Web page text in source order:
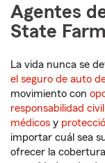
Agentes
State
La vida nunca se
el seguro de auto
movimiento con
responsabilidad civil
médicos y
importar cuál sea
ofrecer la